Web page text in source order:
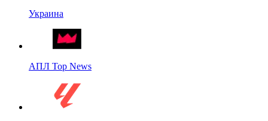
Украина
АПЛ Top News